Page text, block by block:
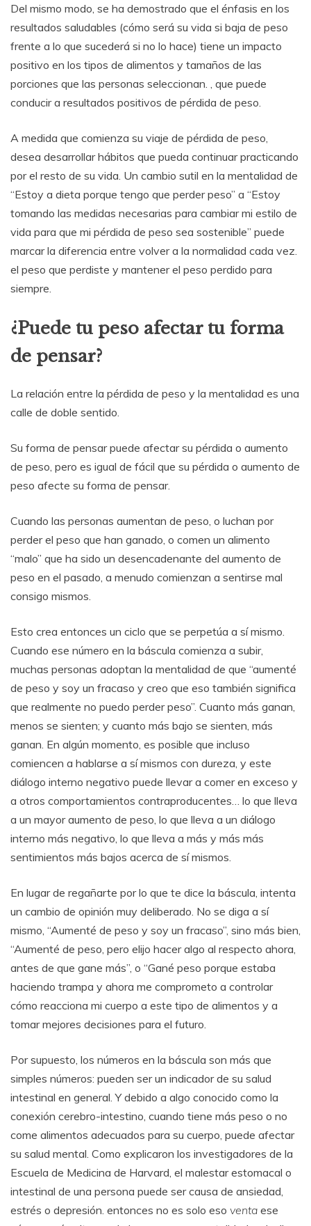
Del mismo modo, se ha demostrado que el énfasis en los
resultados saludables (cómo será su vida si baja de peso
frente a lo que sucederá si no lo hace) tiene un impacto
positivo en los tipos de alimentos y tamaños de las
porciones que las personas seleccionan. , que puede
conducir a resultados positivos de pérdida de peso.
A medida que comienza su viaje de pérdida de peso,
desea desarrollar hábitos que pueda continuar practicando
por el resto de su vida. Un cambio sutil en la mentalidad de
“Estoy a dieta porque tengo que perder peso” a “Estoy
tomando las medidas necesarias para cambiar mi estilo de
vida para que mi pérdida de peso sea sostenible” puede
marcar la diferencia entre volver a la normalidad cada vez.
el peso que perdiste y mantener el peso perdido para
siempre.
¿Puede tu peso afectar tu forma
de pensar?
La relación entre la pérdida de peso y la mentalidad es una
calle de doble sentido.
Su forma de pensar puede afectar su pérdida o aumento
de peso, pero es igual de fácil que su pérdida o aumento de
peso afecte su forma de pensar.
Cuando las personas aumentan de peso, o luchan por
perder el peso que han ganado, o comen un alimento
“malo” que ha sido un desencadenante del aumento de
peso en el pasado, a menudo comienzan a sentirse mal
consigo mismos.
Esto crea entonces un ciclo que se perpetúa a sí mismo.
Cuando ese número en la báscula comienza a subir,
muchas personas adoptan la mentalidad de que “aumenté
de peso y soy un fracaso y creo que eso también significa
que realmente no puedo perder peso”. Cuanto más ganan,
menos se sienten; y cuanto más bajo se sienten, más
ganan. En algún momento, es posible que incluso
comiencen a hablarse a sí mismos con dureza, y este
diálogo interno negativo puede llevar a comer en exceso y
a otros comportamientos contraproducentes… lo que lleva
a un mayor aumento de peso, lo que lleva a un diálogo
interno más negativo, lo que lleva a más y más más
sentimientos más bajos acerca de sí mismos.
En lugar de regañarte por lo que te dice la báscula, intenta
un cambio de opinión muy deliberado. No se diga a sí
mismo, “Aumenté de peso y soy un fracaso”, sino más bien,
“Aumenté de peso, pero elijo hacer algo al respecto ahora,
antes de que gane más”, o “Gané peso porque estaba
haciendo trampa y ahora me comprometo a controlar
cómo reacciona mi cuerpo a este tipo de alimentos y a
tomar mejores decisiones para el futuro.
Por supuesto, los números en la báscula son más que
simples números: pueden ser un indicador de su salud
intestinal en general. Y debido a algo conocido como la
conexión cerebro-intestino, cuando tiene más peso o no
come alimentos adecuados para su cuerpo, puede afectar
su salud mental. Como explicaron los investigadores de la
Escuela de Medicina de Harvard, el malestar estomacal o
intestinal de una persona puede ser causa de ansiedad,
estrés o depresión. entonces no es solo eso venta ese